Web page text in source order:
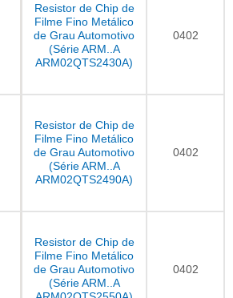
Resistor de Chip de
Filme Fino Metálico
de Grau Automotivo
(Série ARM..A
ARM02QTS2430A)
0402
Resistor de Chip de
Filme Fino Metálico
de Grau Automotivo
(Série ARM..A
ARM02QTS2490A)
0402
Resistor de Chip de
Filme Fino Metálico
de Grau Automotivo
(Série ARM..A
0402